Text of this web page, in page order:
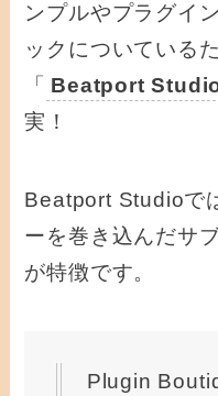
ンプルやプラグイ
ックについている
「
Beatport
実！
Beatport Studioで
ーを巻き込んだサ
が特徴です。
Plugin